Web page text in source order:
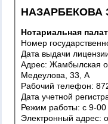
Нотариальная
Адрес: Жамбылская область, Байзакский район, с.Сарыкемер,
Медеулова, 33, А
Режим